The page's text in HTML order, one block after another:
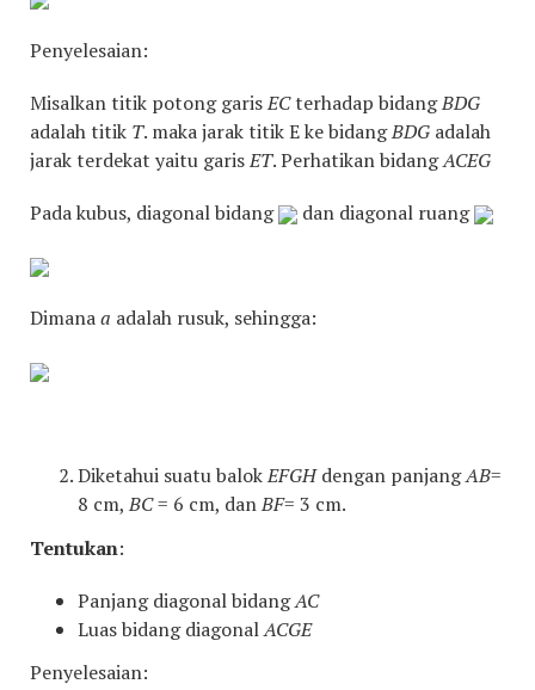
Penyelesaian:
Misalkan titik potong garisECterhadap bidangBDG
adalah titik T. maka jarak titik E ke bidangBDG adalah
jarak terdekat yaitu garisET. Perhatikan bidangACEG
Pada kubus, diagonal bidang
dan diagonal ruang
Dimanaa adalah rusuk, sehingga:
Diketahui suatu balokEFGHdengan panjangAB=
8 cm,BC= 6 cm, danBF= 3 cm.
Tentukan:
Panjang diagonal bidangAC
Luas bidang diagonalACGE
Penyelesaian: